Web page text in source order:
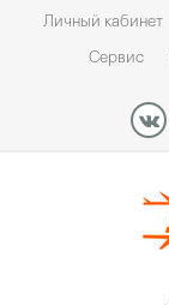
Личный кабинет
Сервис